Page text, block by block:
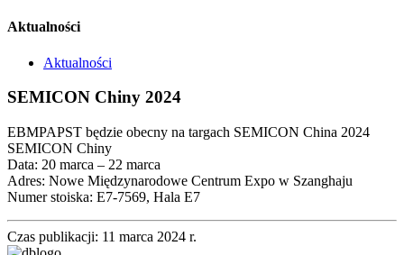
Aktualności
Aktualności
SEMICON Chiny 2024
EBMPAPST będzie obecny na targach SEMICON China 2024
SEMICON Chiny
Data: 20 marca – 22 marca
Adres: Nowe Międzynarodowe Centrum Expo w Szanghaju
Numer stoiska: E7-7569, Hala E7
Czas publikacji: 11 marca 2024 r.